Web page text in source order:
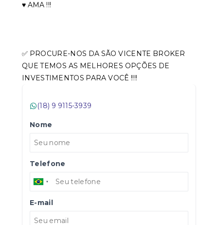
♥️ AMA !!!
✅ PROCURE-NOS DA SÃO VICENTE BROKER
QUE TEMOS AS MELHORES OPÇÕES DE
INVESTIMENTOS PARA VOCÊ !!!!
(18) 9 9115-3939
Nome
Telefone
E-mail